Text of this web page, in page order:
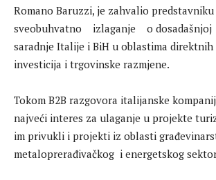
Romano Baruzzi, je zahvalio predstavniku
sveobuhvatno izlaganje o dosadašnjoj
saradnje Italije i BiH u oblastima
investicija i trgovinske razmjene.
Tokom B2B razgovora italijanske
najveći interes za ulaganje u projekte
im privukli i projekti iz oblasti
metaloprerađivačkog i energetskog